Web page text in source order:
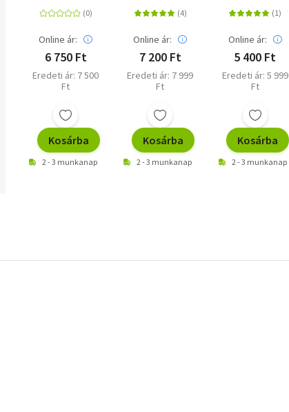
fejtörők
Online ár:
6 750 Ft
Eredeti ár: 7 500
Ft
Kosárba
2 - 3 munkanap
Online ár:
7 200 Ft
Eredeti ár: 7 999
Ft
Kosárba
2 - 3 munkanap
Mount
Everest-i
hegymászó-
Online ár:
5 400 Ft
Eredeti ár: 5 999
Ft
Kosárba
2 - 3 munkanap